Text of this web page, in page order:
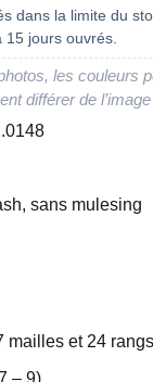
dans la limite du
jours ouvrés.
les couleurs
différer de
sans mulesing
mailles et 24
– 9)